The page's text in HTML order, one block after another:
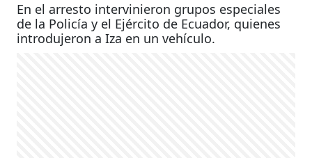
En el arresto intervinieron grupos especiales
de la Policía y el Ejército de Ecuador, quienes
introdujeron a Iza en un vehículo.